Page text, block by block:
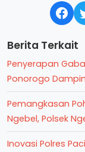
Berita Terkait
Penyerapan
Ponorogo
Pemangkasan
Ngebel, Polsek
Inovasi Polres